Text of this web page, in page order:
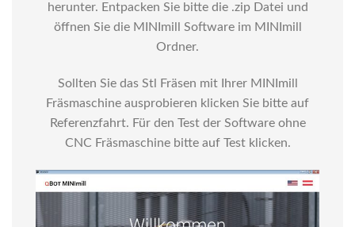
herunter. Entpacken Sie bitte die .zip Datei und
öffnen Sie die MINImill Software im MINImill
Ordner.
Sollten Sie das Stl Fräsen mit Ihrer MINImill
Fräsmaschine ausprobieren klicken Sie bitte auf
Referenzfahrt. Für den Test der Software ohne
CNC Fräsmaschine bitte auf Test klicken.